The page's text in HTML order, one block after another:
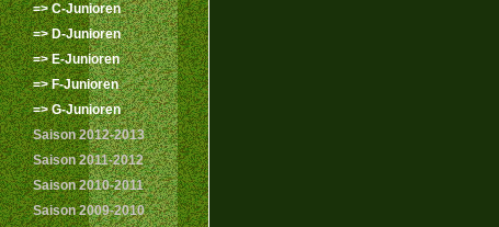
=> C-Junioren
=> D-Junioren
=> E-Junioren
=> F-Junioren
=> G-Junioren
Saison 2012-2013
Saison 2011-2012
Saison 2010-2011
Saison 2009-2010